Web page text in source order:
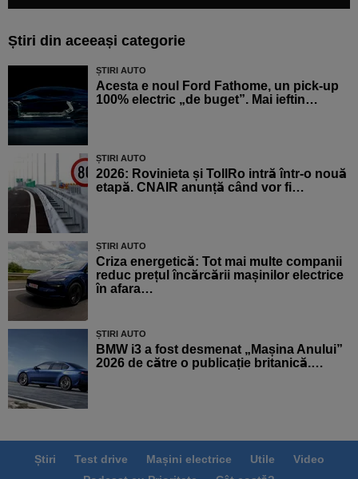
Știri din aceeași categorie
ȘTIRI AUTO
Acesta e noul Ford Fathome, un pick-up
100% electric „de buget”. Mai ieftin…
ȘTIRI AUTO
2026: Rovinieta și TollRo intră într-o nouă
etapă. CNAIR anunță când vor fi…
ȘTIRI AUTO
Criza energetică: Tot mai multe companii
reduc prețul încărcării mașinilor electrice
în afara…
ȘTIRI AUTO
BMW i3 a fost desmenat „Mașina Anului”
2026 de către o publicație britanică.…
Știri Test drive Mașini electrice Utile
Video